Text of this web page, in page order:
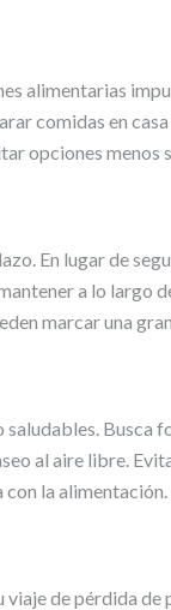
alimentarias
comidas en
opciones menos
En lugar de
a lo largo
marcar una
Busca
al aire libre.
la alimentación.
de pérdida